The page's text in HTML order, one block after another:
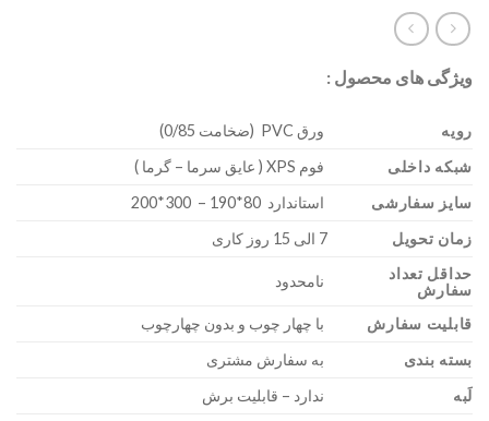
ویژگی های محصول :
رویه
ورق PVC (ضخامت 0/85)
شبکه داخلی
فوم XPS ( عایق سرما – گرما )
سایز سفارشی
استاندارد 80*190 – 300*200
زمان تحویل
7 الی 15 روز کاری
حداقل تعداد
سفارش
نامحدود
قابلیت سفارش
با چهار چوب و بدون چهارچوب
بسته بندی
به سفارش مشتری
لَبه
ندارد – قابلیت برش